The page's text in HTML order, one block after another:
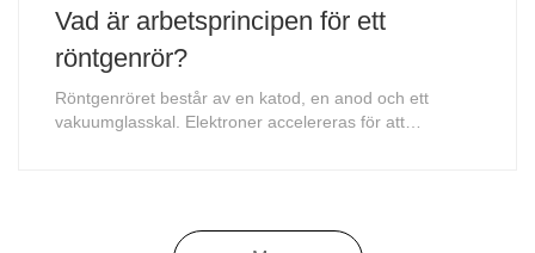
Vad är arbetsprincipen för ett
röntgenrör?
Röntgenröret består av en katod, en anod och ett
vakuumglasskal. Elektroner accelereras för att